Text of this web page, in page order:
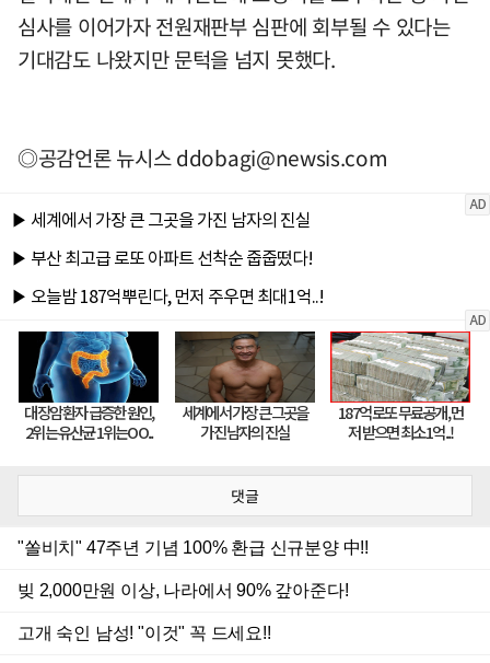
심사를 이어가자 전원재판부 심판에 회부될 수 있다는
기대감도 나왔지만 문턱을 넘지 못했다.
◎공감언론 뉴시스ddobagi@newsis.com
댓글